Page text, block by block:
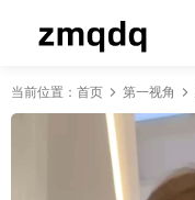
当前位置： 首页 第一视角